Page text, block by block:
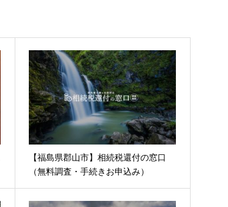
【福島県郡山市】相続税還付の窓口
（無料調査・手続きお申込み）